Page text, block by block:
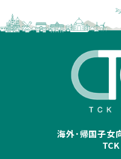
海外･帰国子女